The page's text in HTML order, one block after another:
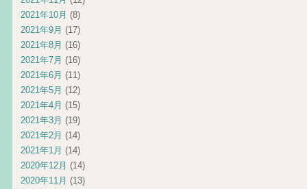
2021年10月 (8)
2021年9月 (17)
2021年8月 (16)
2021年7月 (16)
2021年6月 (11)
2021年5月 (12)
2021年4月 (15)
2021年3月 (19)
2021年2月 (14)
2021年1月 (14)
2020年12月 (14)
2020年11月 (13)